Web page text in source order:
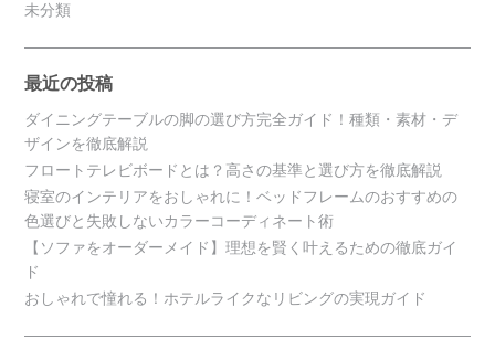
未分類
最近の投稿
ダイニングテーブルの脚の選び方完全ガイド！種類・素材・デ
ザインを徹底解説
フロートテレビボードとは？高さの基準と選び方を徹底解説
寝室のインテリアをおしゃれに！ベッドフレームのおすすめの
色選びと失敗しないカラーコーディネート術
【ソファをオーダーメイド】理想を賢く叶えるための徹底ガイ
ド
おしゃれで憧れる！ホテルライクなリビングの実現ガイド